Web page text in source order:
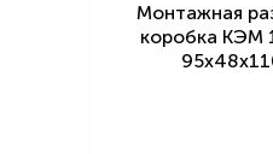
Монтажная
коробка КЭМ